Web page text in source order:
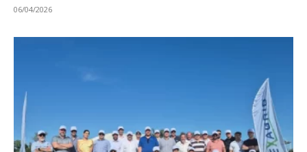
06/04/2026